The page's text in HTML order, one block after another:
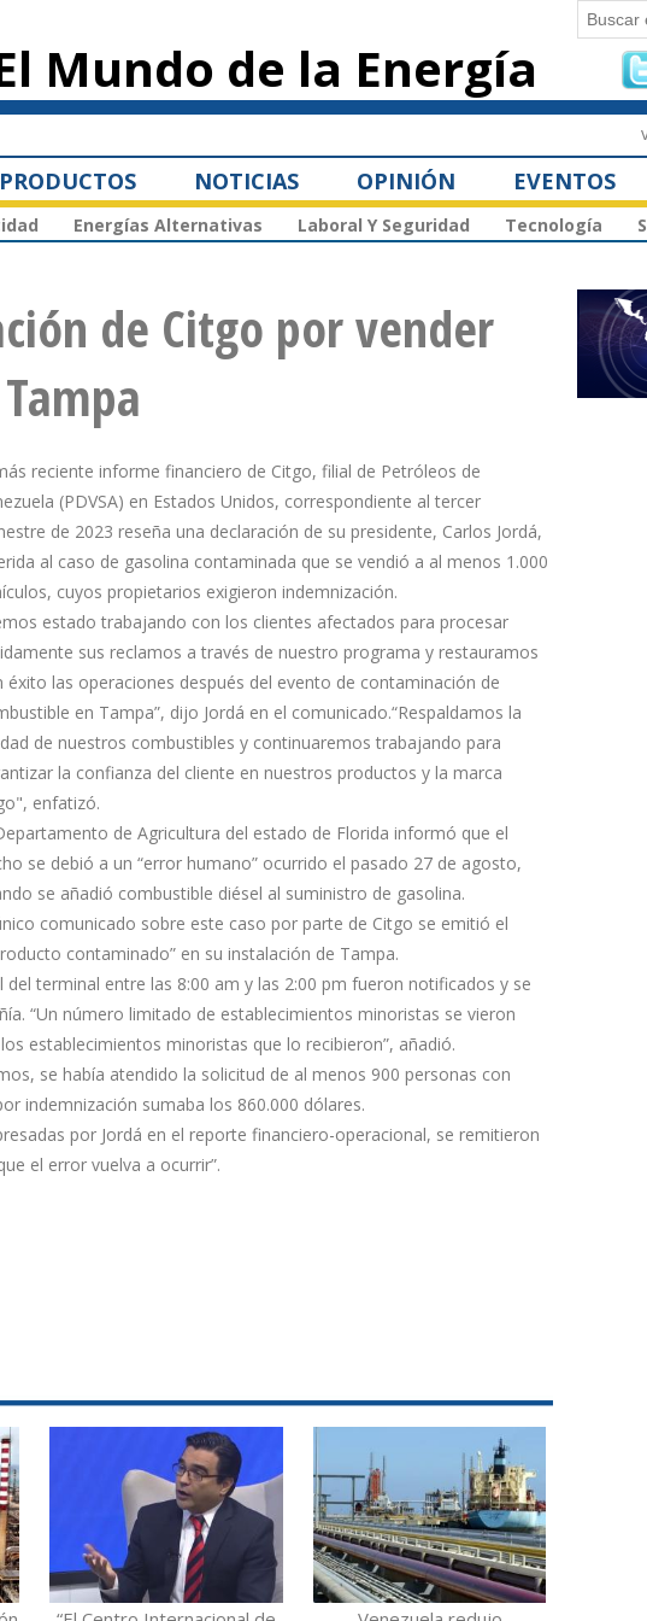
principal
Mundo de la Energía
Buscar
PRODUCTOS NOTICIAS OPINIÓN EVENTOS
Energías Alternativas Laboral Y Seguridad Tecnología
de Citgo por vender
reciente informe financiero de Citgo, filial de Petróleos de
(PDVSA) en Estados Unidos, correspondiente al tercer
de 2023 reseña una declaración de su presidente, Carlos Jordá,
al caso de gasolina contaminada que se vendió a al menos 1.000
cuyos propietarios exigieron indemnización.
estado trabajando con los clientes afectados para procesar
sus reclamos a través de nuestro programa y restauramos
éxito las operaciones después del evento de contaminación de
en Tampa”, dijo Jordá en el comunicado.“Respaldamos la
de nuestros combustibles y continuaremos trabajando para
la confianza del cliente en nuestros productos y la marca
enfatizó.
de Agricultura del estado de Florida informó que el
se debió a un “error humano” ocurrido el pasado 27 de agosto,
se añadió combustible diésel al suministro de gasolina.
comunicado sobre este caso por parte de Citgo se emitió el
contaminado” en su instalación de Tampa.
terminal entre las 8:00 am y las 2:00 pm fueron notificados y se
“Un número limitado de establecimientos minoristas se vieron
establecimientos minoristas que lo recibieron”, añadió.
se había atendido la solicitud de al menos 900 personas con
indemnización sumaba los 860.000 dólares.
por Jordá en el reporte financiero-operacional, se remitieron
el error vuelva a ocurrir”.